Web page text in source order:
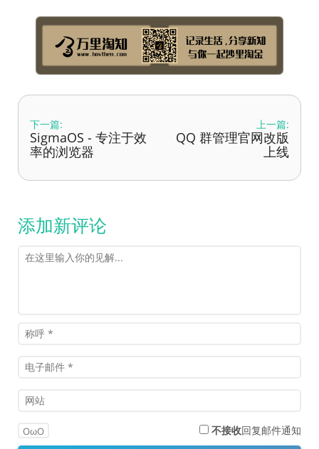
下一篇:
SigmaOS - 专注于效
率的浏览器
上一篇:
QQ 群管理官网改版
上线
添加新评论
OωO 不接收回复邮件通知